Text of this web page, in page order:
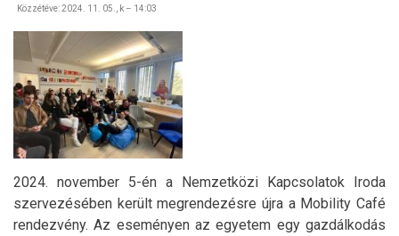
workshop)
Közzétéve:2024. 11. 05., k – 14:03
2024. november 5-én a Nemzetközi Kapcsolatok Iroda
szervezésében került megrendezésre újra a Mobility Café
rendezvény. Az eseményen az egyetem egy gazdálkodás